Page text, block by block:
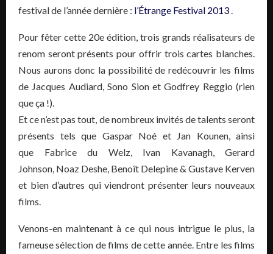
festival de l’année dernière : l’Étrange Festival 2013.
Pour fêter cette 20e édition, trois grands réalisateurs de
renom seront présents pour offrir trois cartes blanches.
Nous aurons donc la possibilité de redécouvrir les films
de Jacques Audiard, Sono Sion et Godfrey Reggio (rien
que ça !).
Et ce n’est pas tout, de nombreux invités de talents seront
présents tels que Gaspar Noé et Jan Kounen, ainsi
que Fabrice du Welz, Ivan Kavanagh, Gerard
Johnson, Noaz Deshe, Benoît Delepine & Gustave Kerven
et bien d’autres qui viendront présenter leurs nouveaux
films.
Venons-en maintenant à ce qui nous intrigue le plus, la
fameuse sélection de films de cette année. Entre les films